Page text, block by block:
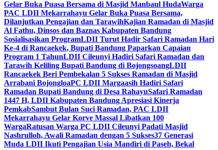
Gelar Buka Puasa Bersama di Masjid Manbaul HudaWarga
PAC LDII Mekarrahayu Gelar Buka Puasa Bersama,
Dilanjutkan Pengajian dan TarawihKajian Ramadan di Masjid
Al Fathu, Dinsos dan Baznas Kabupaten Bandung
Sosialisasikan ProgramLDII Turut Hadir Safari Ramadan Hari
Ke-4 di Rancaekek, Bupati Bandung Paparkan Capaian
Program 1 TahunLDII Cileunyi Hadiri Safari Ramadan dan
Tarawih Keliling Bupati Bandung di BojongsoangLDII
Rancaekek Beri Pembekalan 5 Sukses Ramadan di Masjid
Arrabani BojongloaPC LDII Margaasih Hadiri Safari
Ramadan Bupati Bandung di Desa RahayuSafari Ramadan
1447 H, LDII Kabupaten Bandung Apresiasi Kinerja
PemkabSambut Bulan Suci Ramadan, PAC LDII
Mekarrahayu Gelar Korve Massal Libatkan 100
WargaRatusan Warga PC LDII Cileunyi Padati Masjid
Nashrulloh, Awali Ramadan dengan 5 Sukses37 Generasi
Muda LDII Ikuti Pengajian Usia Mandiri di Paseh, Bekal